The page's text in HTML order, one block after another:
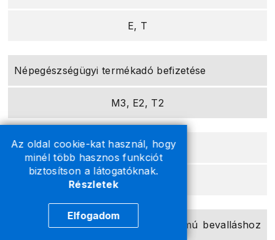
Az oldal cookie-kat használ, hogy
minél több hasznos funkciót
biztosítson a látogatóknak.
Részletek
Elfogadom
E, T
Népegészségügyi termékadó befizetése
M3, E2, T2
Turizmusfejlesztési hozzájárulás
A BEV_J01, illetve a BEV_J02 számú bevalláshoz